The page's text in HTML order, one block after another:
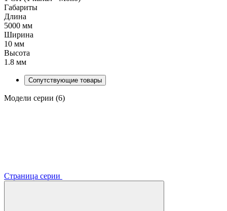
Габариты
Длина
5000 мм
Ширина
10 мм
Высота
1.8 мм
Сопутствующие товары
Модели серии (6)
Страница серии